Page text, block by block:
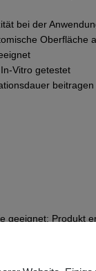
bei der
Oberfläche
Vitro getestet
beitragen
geeignet: Produkt
Gefäß oder